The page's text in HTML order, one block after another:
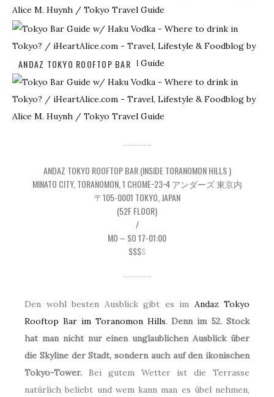
ANDAZ TOKYO ROOFTOP BAR
ANDAZ TOKYO ROOFTOP BAR (INSIDE TORANOMON HILLS )
MINATO CITY, TORANOMON, 1 CHOME−23−4 アンダーズ 東京内
〒105-0001 TOKYO, JAPAN
(52F FLOOR)
/
MO – SO 17-01:00
$$$$
Den wohl besten Ausblick gibt es im Andaz Tokyo
Rooftop Bar im Toranomon Hills. Denn im 52. Stock
hat man nicht nur einen unglaublichen Ausblick über
die Skyline der Stadt, sondern auch auf den ikonischen
Tokyo-Tower. Bei gutem Wetter ist die Terrasse
natürlich beliebt und wem kann man es übel nehmen,